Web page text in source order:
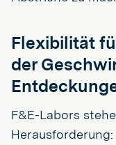
Flexibilität
der
F&E-Labors